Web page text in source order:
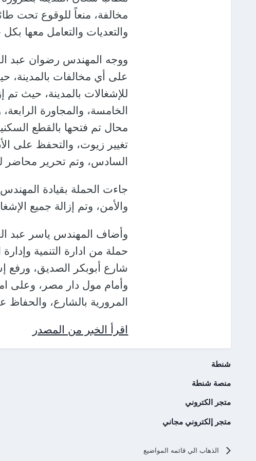
مخالفة، منعاً للوقوع تحت
والتعديات والتعامل معها
ووجه المهندس رضوان عبد
على أي مخالفات بالمدينة،
للإشغالات بالمدينة، حيث تم
السادس، وتم تحرير محاضر
جاءت الحملة بقيادة
والأمن، وتم إزالة جميع
وأضاف المهندس ياسر عبد
حملة من ادارة التنمية
شارع أبوبكر الصديق، ورفع
وأمام مول دار مصر، وعلى
المرورية بالشارع،
اقرأ الخبر من المصدر
شنطة
منصة شنطة
متجر الكتروني
متجر إلكتروني مجاني
الذهاب الي قائمه المواضيع